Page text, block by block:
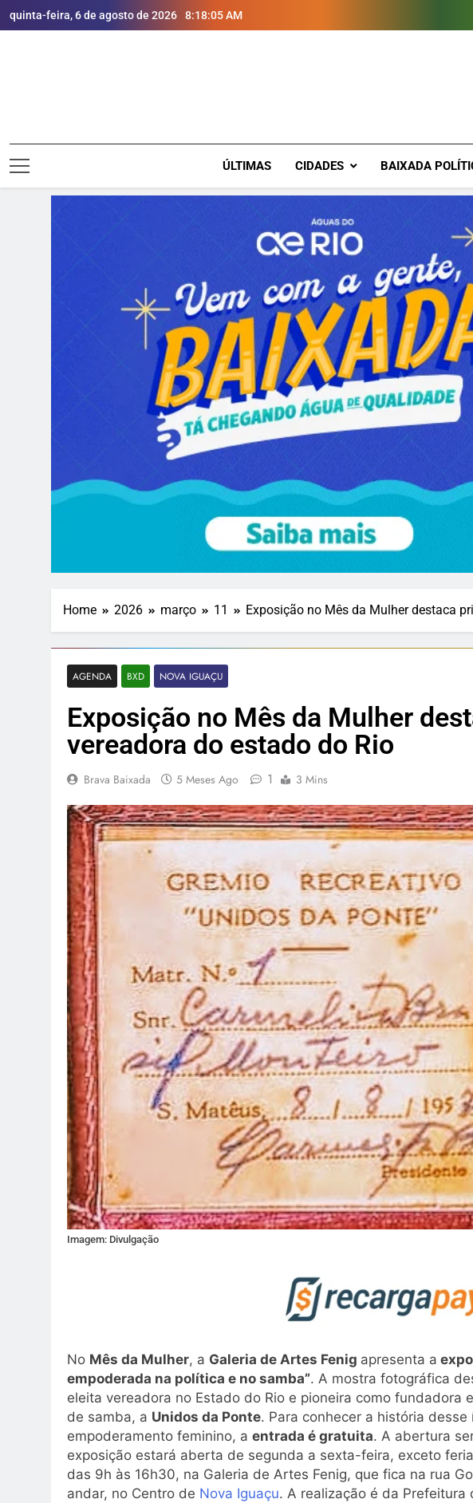
quinta-feira, 6 de agosto de 2026 8:18:07 AM
ÚLTIMAS CIDADES BAIXADA
Home 2026 março 11 Exposição no Mês da Mulher destaca
AGENDA BXD NOVA IGUAÇU
Exposição no Mês da Mulher
vereadora do estado do Rio
Brava Baixada 5 Meses Ago 1 3 Mins
Imagem: Divulgação
No Mês da Mulher, a Galeria de Artes Fenig apresenta a
empoderada na política e no samba”. A mostra fotográfica
eleita vereadora no Estado do Rio e pioneira como fundadora
de samba, a Unidos da Ponte. Para conhecer a história
empoderamento feminino, a entrada é gratuita. A abertura
exposição estará aberta de segunda a sexta-feira, exceto
das 9h às 16h30, na Galeria de Artes Fenig, que fica na rua
andar, no Centro de Nova Iguaçu. A realização é da Prefeitura